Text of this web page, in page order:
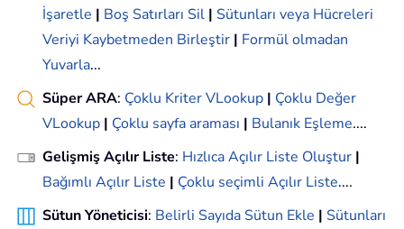
İşaretle | Boş Satırları Sil | Sütunları veya Hücreleri
Veriyi Kaybetmeden Birleştir | Formül olmadan
Yuvarla...
Süper ARA: Çoklu Kriter VLookup | Çoklu Değer
VLookup | Çoklu sayfa araması | Bulanık Eşleme....
Gelişmiş Açılır Liste: Hızlıca Açılır Liste Oluştur |
Bağımlı Açılır Liste | Çoklu seçimli Açılır Liste....
Sütun Yöneticisi: Belirli Sayıda Sütun Ekle | Sütunları